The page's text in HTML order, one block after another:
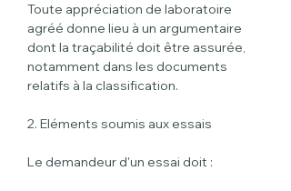
Toute appréciation de laboratoire
agréé donne lieu à un argumentaire
dont la traçabilité doit être assurée,
notamment dans les documents
relatifs à la classification.
2. Eléments soumis aux essais
Le demandeur d'un essai doit :